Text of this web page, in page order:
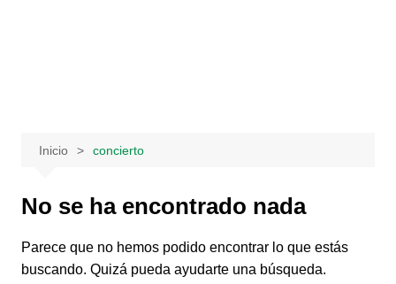
Inicio concierto
No se ha encontrado nada
Parece que no hemos podido encontrar lo que estás
buscando. Quizá pueda ayudarte una búsqueda.